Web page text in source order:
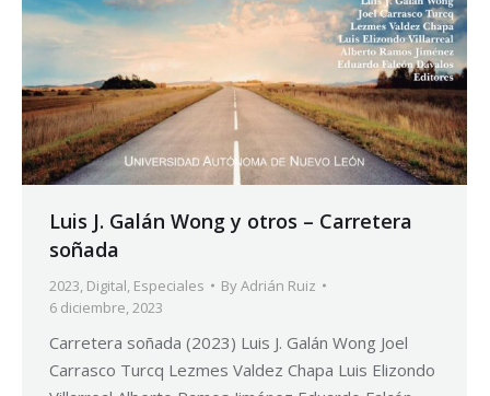
Luis J. Galán Wong y otros – Carretera
soñada
2023, Digital, Especiales ByAdrián Ruiz
6 diciembre, 2023
Carretera soñada (2023) Luis J. Galán Wong Joel
Carrasco Turcq Lezmes Valdez Chapa Luis Elizondo